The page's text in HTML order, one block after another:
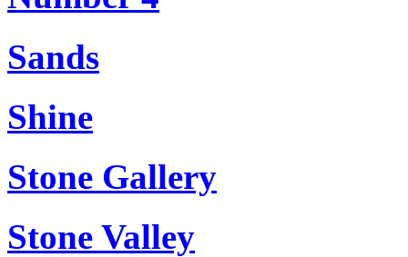
Sands
Shine
Stone Gallery
Stone Valley